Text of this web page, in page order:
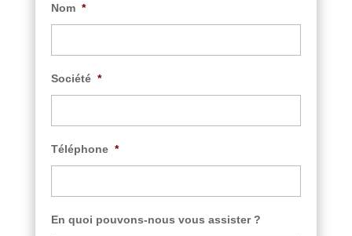
Nom *
Société *
Téléphone *
En quoi pouvons-nous vous assister ?